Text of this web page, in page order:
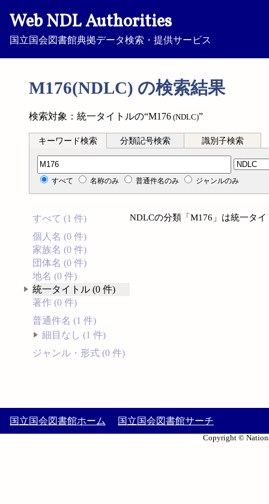
Web NDL Authorities
国立国会図書館典拠データ検索・提供サービス
M176(NDLC) の検索結果
検索対象：統一タイトルの“M176 (NDLC)”
キーワード検索 分類記号検索 識別子検索
分類記号検索
すべて 名称のみ 普通件名のみ ジャンルのみ
すべて (1 件)
個人名 (0 件)
家族名 (0 件)
団体名 (0 件)
地名 (0 件)
統一タイトル (0 件)
著作 (0 件)
普通件名 (1 件)
細目なし (1 件)
ジャンル・形式 (0 件)
NDLCの分類「M176」は統一タ
国立国会図書館ホーム 国立国会図書館サーチ
Copyright ©